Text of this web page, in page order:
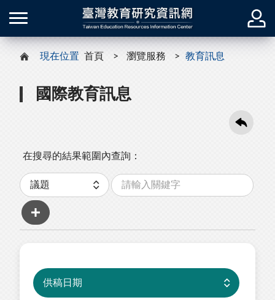
現在位置 首頁 瀏覽服務 教育訊息
國際教育訊息
在搜尋的結果範圍內查詢：
分
類
關
字